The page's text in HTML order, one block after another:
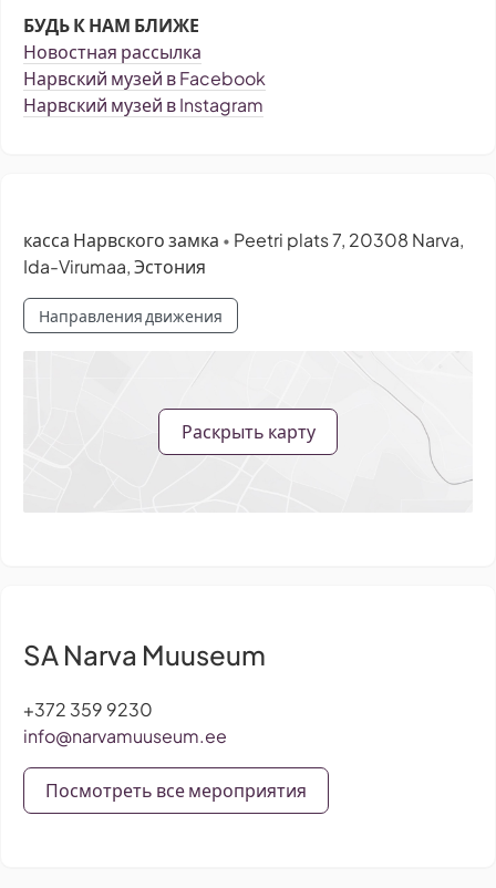
БУДЬ К НАМ БЛИЖЕ
Новостная рассылка
Нарвский музей в Facebook
Нарвский музей в Instagram
касса Нарвского замка • Peetri plats 7, 20308 Narva,
Ida-Virumaa, Эстония
Направления движения
Раскрыть карту
SA Narva Muuseum
+372 359 9230
info@narvamuuseum.ee
Посмотреть все мероприятия